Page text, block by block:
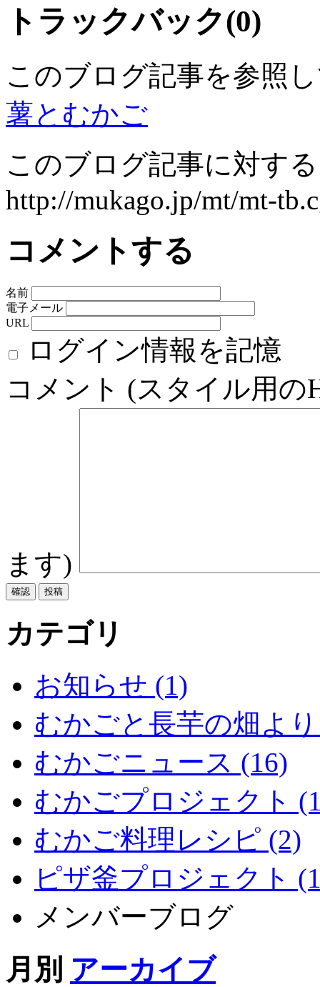
トラックバック(0)
このブログ記事を参照
薯とむかご
このブログ記事に対す
http://mukago.jp/mt/mt-
コメントする
名前
電子メール
URL
ログイン情報を記憶
コメント (スタイル用
ます)
カテゴリ
お知らせ (1)
むかごと長芋の畑よ
むかごニュース (16)
むかごプロジェクト
むかご料理レシピ (2)
ピザ釜プロジェクト
メンバーブログ
月別 アーカイブ